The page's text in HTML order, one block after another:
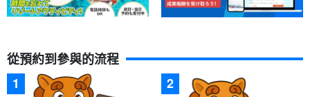
從預約到參與的流程